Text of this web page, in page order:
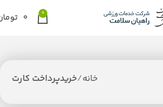
0
0
خانه خریدپرداخت کارت